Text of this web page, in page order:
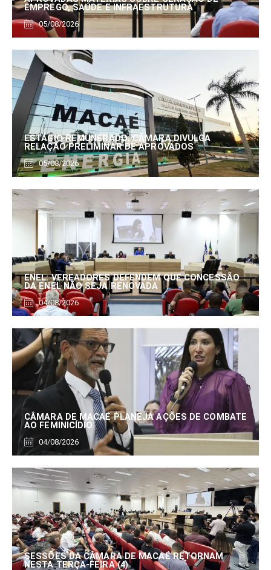
EMPREGO, SAÚDE E INFRAESTRUTURA
05/08/2026
ESTÁGIO REMUNERADO: CÂMARA DIVULGA
RELAÇÃO PRELIMINAR DE APROVADOS
05/08/2026
ENEL: VEREADORES DEFENDEM QUE CONCESSÃO
DA ENEL NÃO SEJA RENOVADA
04/08/2026
CÂMARA DE MACAÉ PLANEJA AÇÕES DE COMBATE
AO FEMINICÍDIO
04/08/2026
SESSÕES DA CÂMARA DE MACAÉ RETORNAM
NESTA TERÇA-FEIRA (4)